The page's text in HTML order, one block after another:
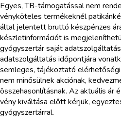
Egyes, TB-támogatással nem
vényköteles termékeknél
által jelentett bruttó készpénzes
készletinformációt is
gyógyszertár saját
adatszolgáltatás időpontjára
semleges, tájékoztató
nem minősülnek akciónak,
összehasonlításnak. Az aktuális ár
vény kiváltása előtt kérjük,
gyógyszertárral.